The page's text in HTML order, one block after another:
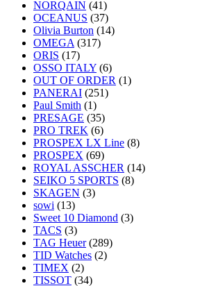
NORQAIN (41)
OCEANUS (37)
Olivia Burton (14)
OMEGA (317)
ORIS (17)
OSSO ITALY (6)
OUT OF ORDER (1)
PANERAI (251)
Paul Smith (1)
PRESAGE (35)
PRO TREK (6)
PROSPEX LX Line (8)
PROSPEX (69)
ROYAL ASSCHER (14)
SEIKO 5 SPORTS (8)
SKAGEN (3)
sowi (13)
Sweet 10 Diamond (3)
TACS (3)
TAG Heuer(289)
TID Watches (2)
TIMEX (2)
TISSOT (34)